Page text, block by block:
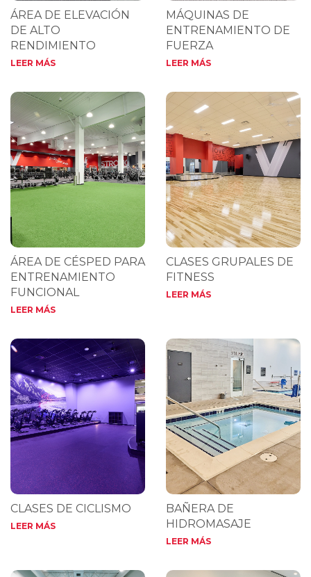
ÁREA DE ELEVACIÓN
DE ALTO
RENDIMIENTO
LEER MÁS
MÁQUINAS DE
ENTRENAMIENTO DE
FUERZA
LEER MÁS
ÁREA DE CÉSPED PARA
ENTRENAMIENTO
FUNCIONAL
LEER MÁS
CLASES GRUPALES DE
FITNESS
LEER MÁS
CLASES DE CICLISMO
LEER MÁS
BAÑERA DE
HIDROMASAJE
LEER MÁS